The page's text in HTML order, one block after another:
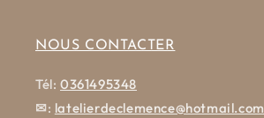
NOUS CONTACTER
Tél:0361495348
✉: latelierdeclemence@hotmail.com